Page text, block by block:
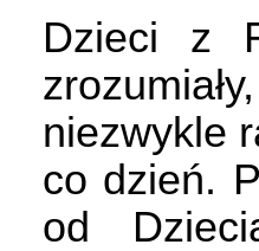
Dzieci z
niezwykle
co dzień.
od